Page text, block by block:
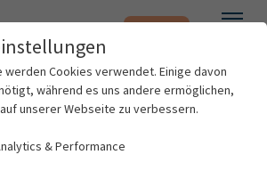
springen Notfall
Cookies verwendet. Einige davon
während es uns andere ermöglichen,
unserer Webseite zu verbessern.
& Performance